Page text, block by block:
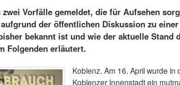
Vorfälle gemeldet, die für Aufsehen
der öffentlichen Diskussion zu einer
bekannt ist und wie der aktuelle Stand
Folgenden erläutert.
Koblenz. Am 16. April wurde in
Koblenzer Innenstadt ein